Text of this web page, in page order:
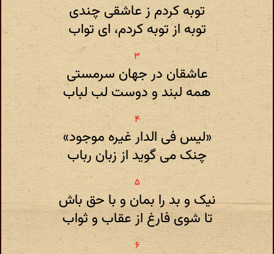
توبه کردم ز عاشقی چندی
توبه از توبه کردم، ای تواب
عاشقان در جهان سرمستی
همه لبند و دوست لب لباب
«لیس فی الدار غیره موجود»
چنک می گوید از زبان رباب
نیک و بد را بمان و با حق باش
تا شوی فارغ از عقاب و ثواب